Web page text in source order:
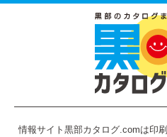
情報サイト黒部カタログ.comは印